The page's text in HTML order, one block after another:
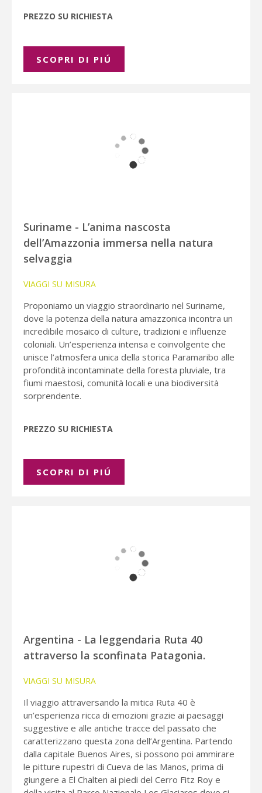
PREZZO SU RICHIESTA
SCOPRI DI PIÚ
Suriname - L’anima nascosta
dell’Amazzonia immersa nella natura
selvaggia
VIAGGI SU MISURA
Proponiamo un viaggio straordinario nel Suriname,
dove la potenza della natura amazzonica incontra un
incredibile mosaico di culture, tradizioni e influenze
coloniali. Un’esperienza intensa e coinvolgente che
unisce l’atmosfera unica della storica Paramaribo alle
profondità incontaminate della foresta pluviale, tra
fiumi maestosi, comunità locali e una biodiversità
sorprendente.
PREZZO SU RICHIESTA
SCOPRI DI PIÚ
Argentina - La leggendaria Ruta 40
attraverso la sconfinata Patagonia.
VIAGGI SU MISURA
Il viaggio attraversando la mitica Ruta 40 è
un’esperienza ricca di emozioni grazie ai paesaggi
suggestive e alle antiche tracce del passato che
caratterizzano questa zona dell’Argentina. Partendo
dalla capitale Buenos Aires, si possono poi ammirare
le pitture rupestri di Cueva de las Manos, prima di
giungere a El Chalten ai piedi del Cerro Fitz Roy e